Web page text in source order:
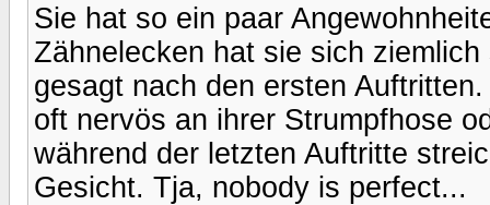
Sie hat so ein paar
Zähnelecken hat sie sich
gesagt nach den ersten
oft nervös an ihrer Strumpfhose
während der letzten Auftritte
Gesicht. Tja, nobody is perfect...